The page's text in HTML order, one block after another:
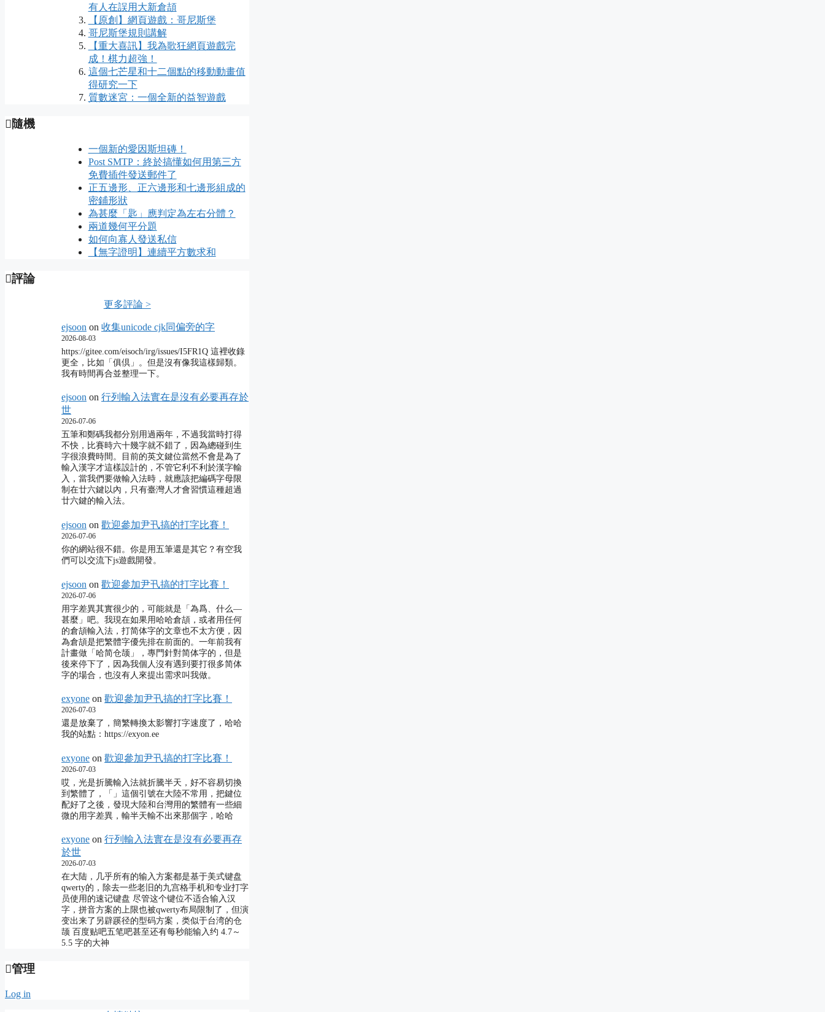
有人在誤用大新倉頡
【原創】網頁遊戲：哥尼斯堡
哥尼斯堡規則講解
【重大喜訊】我為歌狂網頁遊戲完
成！棋力超強！
這個七芒星和十二個點的移動動畫值
得研究一下
質數迷宮：一個全新的益智遊戲
隨機
一個新的愛因斯坦磚！
Post SMTP：終於搞懂如何用第三方
免費插件發送郵件了
正五邊形、正六邊形和七邊形組成的
密鋪形狀
為甚麼「匙」應判定為左右分體？
兩道幾何平分題
如何向寡人發送私信
【無字證明】連續平方數求和
評論
更多評論 >
ejsoon on 收集unicode cjk同偏旁的字
2026-08-03
https://gitee.com/eisoch/irg/issues/I5FR1Q 這裡收錄
更全，比如「俱倶」。但是沒有像我這樣歸類。
我有時間再合並整理一下。
ejsoon on 行列輸入法實在是沒有必要再存於
世
2026-07-06
五筆和鄭碼我都分別用過兩年，不過我當時打得
不快，比賽時六十幾字就不錯了，因為總碰到生
字很浪費時間。目前的英文鍵位當然不會是為了
輸入漢字才這樣設計的，不管它利不利於漢字輸
入，當我們要做輸入法時，就應該把編碼字母限
制在廿六鍵以內，只有臺灣人才會習慣這種超過
廿六鍵的輸入法。
ejsoon on 歡迎參加尹卂搞的打字比賽！
2026-07-06
你的網站很不錯。你是用五筆還是其它？有空我
們可以交流下js遊戲開發。
ejsoon on 歡迎參加尹卂搞的打字比賽！
2026-07-06
用字差異其實很少的，可能就是「為爲、什么―
甚麼」吧。我現在如果用哈哈倉頡，或者用任何
的倉頡輸入法，打简体字的文章也不太方便，因
為倉頡是把繁體字優先排在前面的。一年前我有
計畫做「哈简仓颉」，專門針對简体字的，但是
後來停下了，因為我個人沒有遇到要打很多简体
字的場合，也沒有人來提出需求叫我做。
exyone on 歡迎參加尹卂搞的打字比賽！
2026-07-03
還是放棄了，簡繁轉換太影響打字速度了，哈哈
我的站點：https://exyon.ee
exyone on 歡迎參加尹卂搞的打字比賽！
2026-07-03
哎，光是折騰輸入法就折騰半天，好不容易切換
到繁體了，「」這個引號在大陸不常用，把鍵位
配好了之後，發現大陸和台灣用的繁體有一些細
微的用字差異，輸半天輸不出來那個字，哈哈
exyone on 行列輸入法實在是沒有必要再存
於世
2026-07-03
在大陆，几乎所有的输入方案都是基于美式键盘
qwerty的，除去一些老旧的九宫格手机和专业打字
员使用的速记键盘 尽管这个键位不适合输入汉
字，拼音方案的上限也被qwerty布局限制了，但演
变出来了另辟蹊径的型码方案，类似于台湾的仓
颉 百度贴吧五笔吧甚至还有每秒能输入约 4.7～
5.5 字的大神
管理
Log in